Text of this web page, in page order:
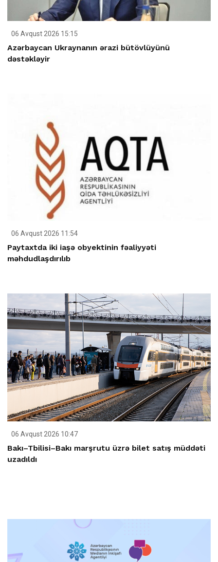
06 Avqust 2026 15:15
Azərbaycan Ukraynanın ərazi bütövlüyünü
dəstəkləyir
06 Avqust 2026 11:54
Paytaxtda iki iaşə obyektinin fəaliyyəti
məhdudlaşdırılıb
06 Avqust 2026 10:47
Bakı–Tbilisi–Bakı marşrutu üzrə bilet satış müddəti
uzadıldı